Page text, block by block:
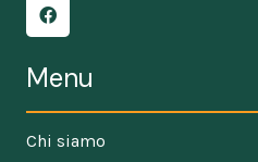
Menu
Chi siamo